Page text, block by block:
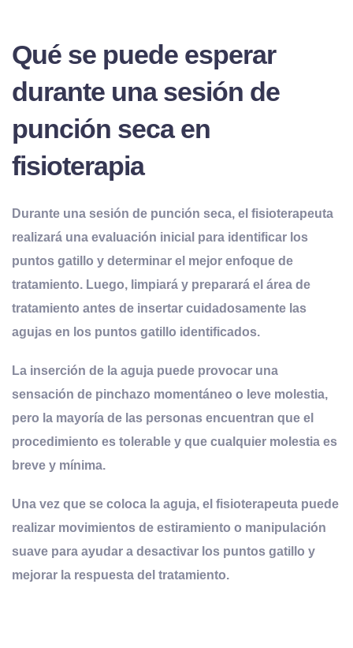
Qué se puede esperar
durante una sesión de
punción seca en
fisioterapia
Durante una sesión de punción seca, el fisioterapeuta
realizará una evaluación inicial para identificar los
puntos gatillo y determinar el mejor enfoque de
tratamiento. Luego, limpiará y preparará el área de
tratamiento antes de insertar cuidadosamente las
agujas en los puntos gatillo identificados.
La inserción de la aguja puede provocar una
sensación de pinchazo momentáneo o leve molestia,
pero la mayoría de las personas encuentran que el
procedimiento es tolerable y que cualquier molestia es
breve y mínima.
Una vez que se coloca la aguja, el fisioterapeuta puede
realizar movimientos de estiramiento o manipulación
suave para ayudar a desactivar los puntos gatillo y
mejorar la respuesta del tratamiento.